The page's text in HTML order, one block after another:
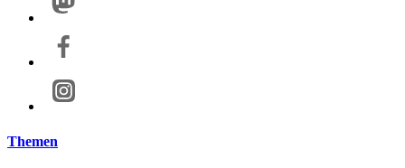
Themen